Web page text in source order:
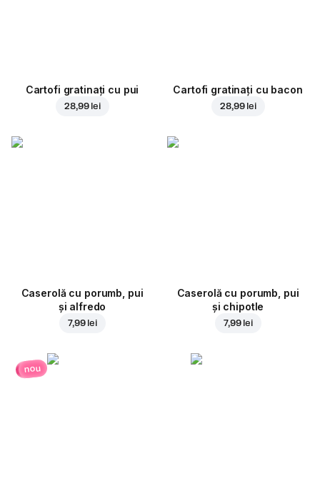
Cartofi gratinați cu pui
28,99 lei
Cartofi gratinați cu bacon
28,99 lei
Caserolă cu porumb, pui
și alfredo
7,99 lei
Caserolă cu porumb, pui
și chipotle
7,99 lei
nou